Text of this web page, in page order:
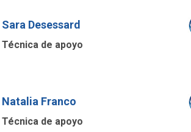
Sara Desessard
Técnica de apoyo
Natalia Franco
Técnica de apoyo